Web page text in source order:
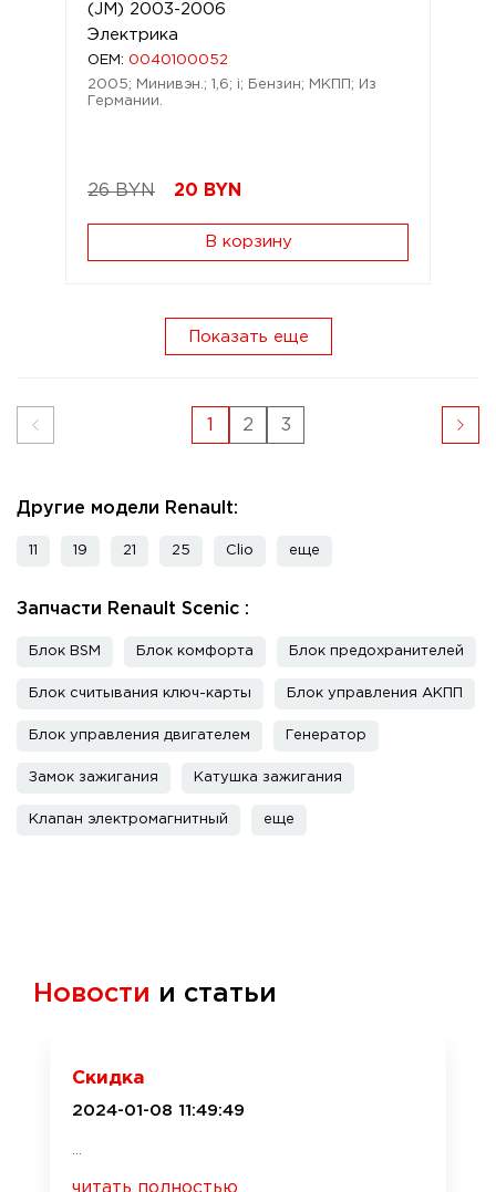
(JM) 2003-2006
Электрика
OEM: 0040100052
2005; Минивэн.; 1,6; i; Бензин; МКПП; Из
Германии.
26 BYN 20 BYN
В корзину
Показать еще
1 2 3
Другие модели Renault:
11 19 21 25 Clio еще
Запчасти Renault Scenic :
Блок BSM Блок комфорта Блок предохранителей
Блок считывания ключ-карты Блок управления АКПП
Блок управления двигателем Генератор
Замок зажигания Катушка зажигания
Клапан электромагнитный еще
Новости и статьи
Скидка
2024-01-08 11:49:49
читать полностью